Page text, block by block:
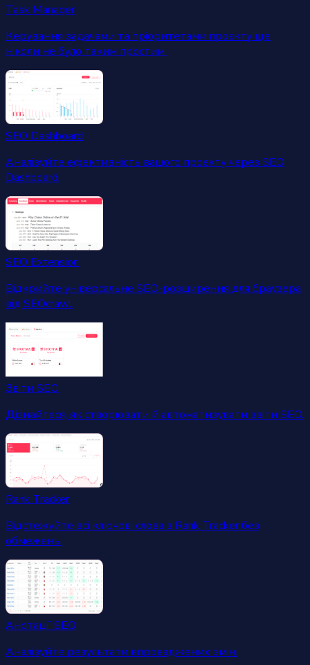
Task Manager
Керування задачами та пріоритетами проєкту ще
ніколи не було таким простим.
SEO Dashboard
Аналізуйте ефективність вашого проєкту через SEO
Dashboard.
SEO Extension
Відкрийте універсальне SEO-розширення для браузера
від SEOcrawl.
Звіти SEO
Дізнайтеся, як створювати й автоматизувати звіти SEO.
Rank Tracker
Відстежуйте всі ключові слова з Rank Tracker без
обмежень.
Анотації SEO
Аналізуйте результати впроваджених змін.